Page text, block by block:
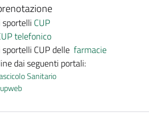
sportelli CUP
telefonico
CUP delle farmacie
dai seguenti portali:
Sanitario